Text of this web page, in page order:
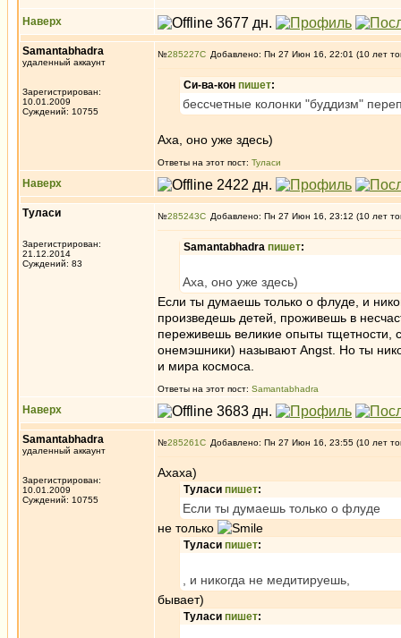
Наверх
Samantabhadra
удаленный аккаунт
Зарегистрирован:
10.01.2009
Суждений: 10755
№285227 Добавлено: Пн 27 Июн 16, 22:01 (10 лет
Си-ва-кон пишет:
бессчетные колонки "буддизм"
Аха, оно уже здесь)
Ответы на этот пост: Туласи
Наверх
Туласи
Зарегистрирован:
21.12.2014
Суждений: 83
№285243 Добавлено: Пн 27 Июн 16, 23:12 (10 лет
Samantabhadra пишет:
Аха, оно уже здесь)
Если ты думаешь только о флуде, и
произведешь детей, проживешь в
переживешь великие опыты тщетности,
онемэшники) называют Angst. Но ты
и мира космоса.
Ответы на этот пост: Samantabhadra
Наверх
Samantabhadra
удаленный аккаунт
Зарегистрирован:
10.01.2009
Суждений: 10755
№285261 Добавлено: Пн 27 Июн 16, 23:55 (10 лет
Ахаха)
Туласи пишет:
Если ты думаешь только о флуде
не только
Туласи пишет:
, и никогда не медитируешь,
бывает)
Туласи пишет: